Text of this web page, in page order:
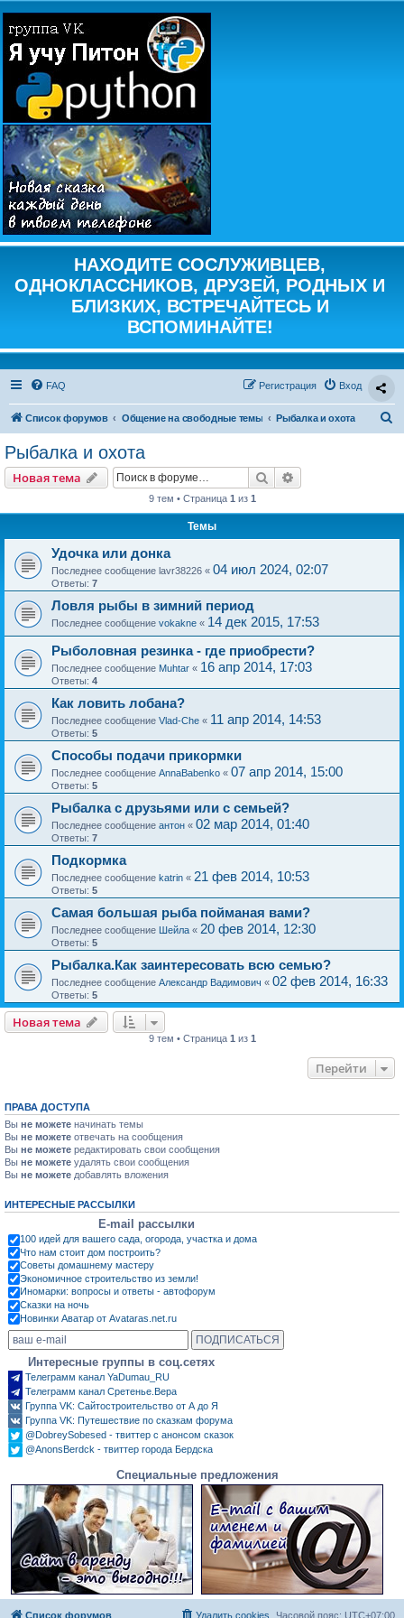
НАХОДИТЕ СОСЛУЖИВЦЕВ,
ОДНОКЛАССНИКОВ, ДРУЗЕЙ, РОДНЫХ И
БЛИЗКИХ, ВСТРЕЧАЙТЕСЬ И
ВСПОМИНАЙТЕ!
FAQ Вход
Регистрация
Список форумов Общение на свободные темы Рыбалка и охота
Рыбалка и охота
Новая тема Поиск
9 тем • Страница 1 из 1
Темы
Удочка или донка
Последнее сообщение lavr38226 « 04 июл 2024, 02:07
Ответы: 7
Ловля рыбы в зимний период
Последнее сообщение vokakne « 14 дек 2015, 17:53
Рыболовная резинка - где приобрести?
Последнее сообщение Muhtar « 16 апр 2014, 17:03
Ответы: 4
Как ловить лобана?
Последнее сообщение Vlad-Che « 11 апр 2014, 14:53
Ответы: 5
Способы подачи прикормки
Последнее сообщение AnnaBabenko « 07 апр 2014, 15:00
Ответы: 5
Рыбалка с друзьями или с семьей?
Последнее сообщение антон « 02 мар 2014, 01:40
Ответы: 7
Подкормка
Последнее сообщение katrin « 21 фев 2014, 10:53
Ответы: 5
Самая большая рыба пойманая вами?
Последнее сообщение Шейла « 20 фев 2014, 12:30
Ответы: 5
Рыбалка.Как заинтересовать всю семью?
Последнее сообщение Александр Вадимович « 02 фев 2014, 16:33
Ответы: 5
Новая тема
9 тем • Страница 1 из 1
Перейти
ПРАВА ДОСТУПА
Вы не можете начинать темы
Вы не можете отвечать на сообщения
Вы не можете редактировать свои сообщения
Вы не можете удалять свои сообщения
Вы не можете добавлять вложения
ИНТЕРЕСНЫЕ РАССЫЛКИ
E-mail рассылки
100 идей для вашего сада, огорода, участка и дома
Что нам стоит дом построить?
Советы домашнему мастеру
Экономичное строительство из земли!
Иномарки: вопросы и ответы - автофорум
Сказки на ночь
Новинки Аватар от Avataras.net.ru
Интересные группы в соц.сетях
Телеграмм канал YaDumau_RU
Телеграмм канал Сретенье.Вера
Группа VK: Сайтостроительство от А до Я
Группа VK: Путешествие по сказкам форума
@DobreySobesed - твиттер с анонсом сказок
@AnonsBerdck - твиттер города Бердска
Специальные предложения
Список форумов Часовой пояс: UTC+07:00
Удалить cookies